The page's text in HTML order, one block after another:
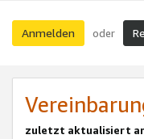
Anmelden oder
zuletzt aktualisiert